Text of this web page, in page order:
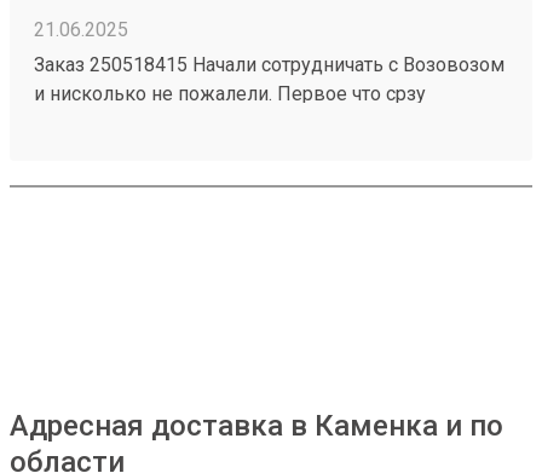
21.06.2025
Заказ 250518415 Начали сотрудничать с Возовозом
и нисколько не пожалели. Первое что срзу
Сроки доставки тоже отличные. Из Питера в Пензу
Адресная доставка в Каменка и по
области